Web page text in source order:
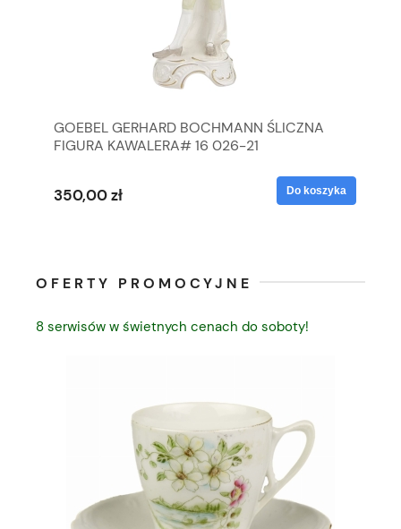
GOEBEL GERHARD BOCHMANN ŚLICZNA
FIGURA KAWALERA# 16 026-21
350,00 zł Do koszyka
OFERTY PROMOCYJNE
8 serwisów w świetnych cenach do soboty!